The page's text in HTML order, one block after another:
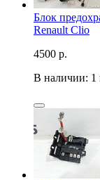
Блок
Renault Clio
4500 р.
В наличии: 1